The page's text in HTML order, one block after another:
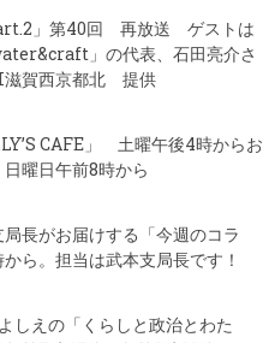
」第40回 再放送 ゲストは
」の代表、石田亮介さ
滋賀西京都北 提供
CAFE」 土曜午後4時からお
曜日午前8時から
長がお届けする「今週のコラ
ら。担当は武本支局長です！
しえの「くらしと政治とわた